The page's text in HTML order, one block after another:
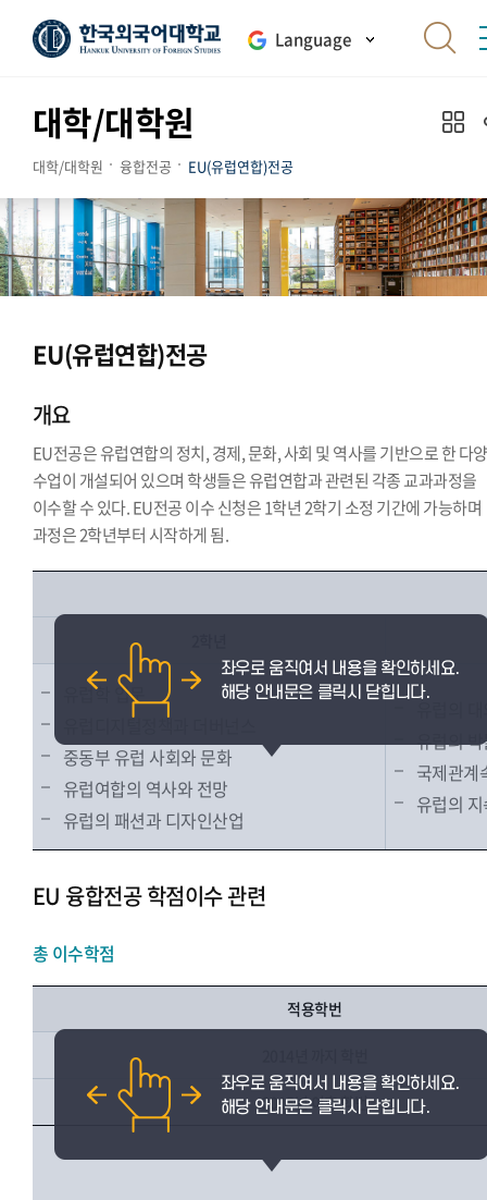
Language
대학/대학원
대학/대학원 융합전공 EU(유럽연합)전공
EU(유럽연합)전공
개요
EU전공은 유럽연합의 정치, 경제, 문화, 사회 및 역사를 기반으로 한 다
수업이 개설되어 있으며 학생들은 유럽연합과 관련된 각종 교과과정을
이수할 수 있다. EU전공 이수 신청은 1학년 2학기 소정 기간에 가능하며
과정은 2학년부터 시작하게 됨.
유럽학 입문
유럽디지털정책과 더버넌스
중동부 유럽 사회와 문화
유럽여합의 역사와 전망
유럽의 패션과 디자인산업
유럽의
국제관계
유럽의
EU 융합전공 학점이수 관련
총 이수학점
적용학번
2015년 이후 학번